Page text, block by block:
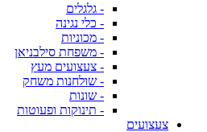
- גלגלים
- כלי נגינה
- מכוניות
- משפחת סילבניאן
- צעצועים מעץ
- שולחנות משחק
- שונות
- תינוקות ופעוטות
צעצועים